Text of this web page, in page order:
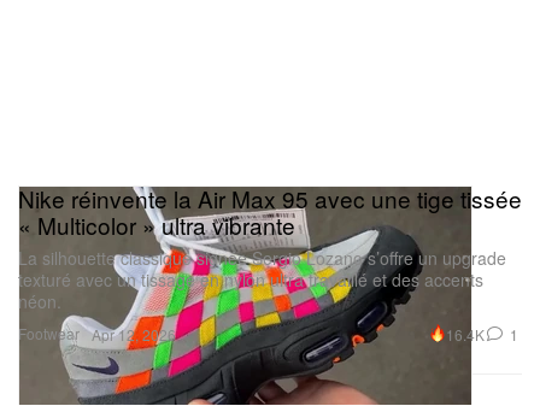
Footwear
Nike réinvente la Air Max 95 avec une tige tissée
« Multicolor » ultra vibrante
La silhouette classique signée Sergio Lozano s’offre un upgrade
texturé avec un tissage en nylon ultra travaillé et des accents
néon.
Apr 12, 2026 16.4K 1